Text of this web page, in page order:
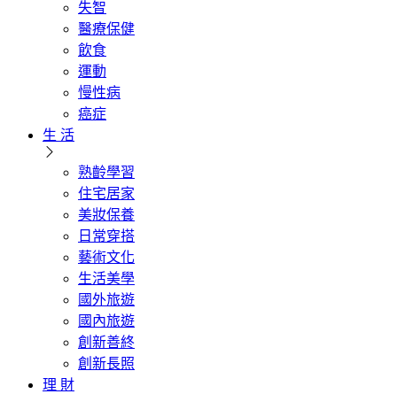
失智
醫療保健
飲食
運動
慢性病
癌症
生 活
熟齡學習
住宅居家
美妝保養
日常穿搭
藝術文化
生活美學
國外旅遊
國內旅遊
創新善終
創新長照
理 財